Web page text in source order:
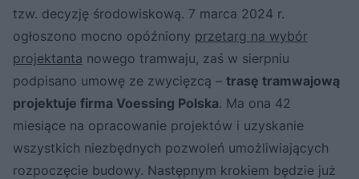
tzw. decyzję środowiskową. 7 marca 2024 r.
ogłoszono mocno opóźniony przetarg na wybór
projektanta nowego tramwaju, zaś w sierpniu
podpisano umowę ze zwycięzcą – trasę tramwajową
projektuje firma Voessing Polska. Ma ona 42
miesiące na opracowanie projektów i uzyskanie
wszystkich niezbędnych pozwoleń umożliwiających
rozpoczęcie budowy. Następnym krokiem będzie już